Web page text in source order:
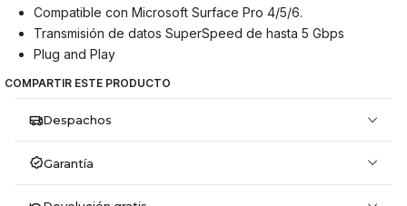
Compatible con Microsoft Surface Pro 4/5/6.
Transmisión de datos SuperSpeed ​​de hasta 5 Gbps
Plug and Play
COMPARTIR ESTE PRODUCTO
Despachos
Garantía